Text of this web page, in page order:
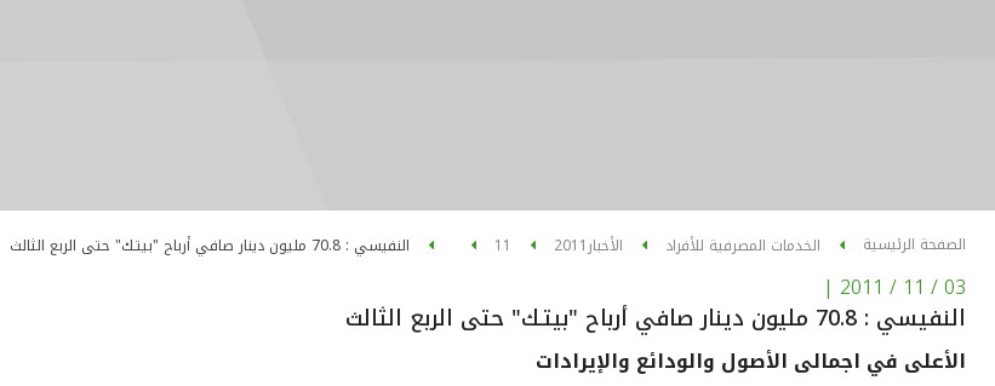
الصفحة الرئيسية الخدمات المصرفية للأفراد الأخبار2011
11 النفيسي : 70.8 مليون دينار صافي أرباح "بيتـك" حتى الربع الثالث
03 / 11 / 2011
|
النفيسي : 70.8 مليون دينار صافي أرباح "بيتـك" حتى الربع الثالث
الأعلى في اجمالى الأصول والودائع والإيرادات